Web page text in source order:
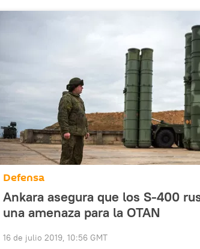
Defensa
Ankara asegura que los S-400
una amenaza para la OTAN
16 de julio 2019, 10:56 GMT